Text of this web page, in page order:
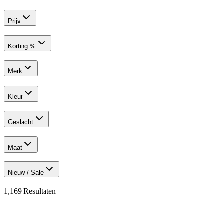
Prijs
Korting %
Merk
Kleur
Geslacht
Maat
Nieuw / Sale
1,169 Resultaten